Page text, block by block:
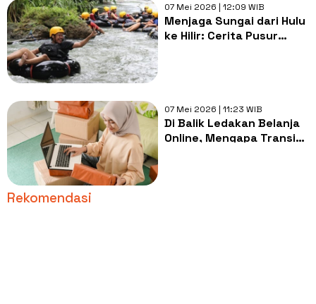
07 Mei 2026 | 12:09 WIB
Menjaga Sungai dari Hulu
ke Hilir: Cerita Pusur
07 Mei 2026 | 11:23 WIB
Di Balik Ledakan Belanja
Online, Mengapa Transisi
Rekomendasi